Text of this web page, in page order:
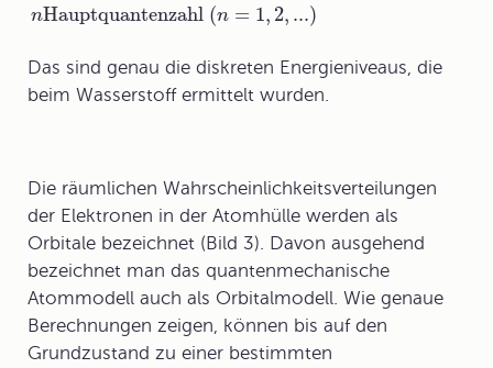
nHauptquantenzahl (n = 1, 2, ...)
Das sind genau die diskreten Energieniveaus, die
beim Wasserstoff ermittelt wurden.
Die räumlichen Wahrscheinlichkeitsverteilungen
der Elektronen in der Atomhülle werden als
Orbitale bezeichnet (Bild 3). Davon ausgehend
bezeichnet man das quantenmechanische
Atommodell auch als Orbitalmodell. Wie genaue
Berechnungen zeigen, können bis auf den
Grundzustand zu einer bestimmten